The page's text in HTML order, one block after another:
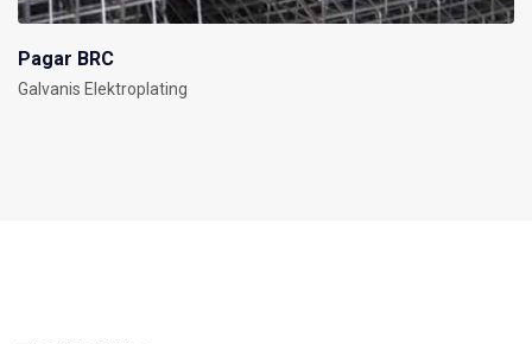
Pagar BRC
Galvanis Elektroplating